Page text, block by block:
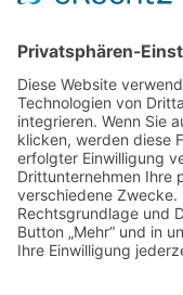
Blog
Downloads
Fotogalerien
Links
Anfahrt
Tippspiel